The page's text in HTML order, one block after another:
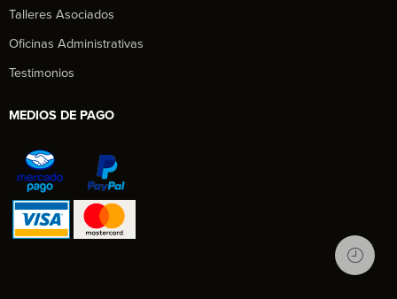
Talleres Asociados
Oficinas Administrativas
Testimonios
MEDIOS DE PAGO